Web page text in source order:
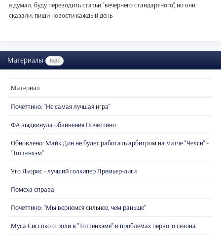
я думал, буду переводить статьи "вечернего стандартного", но они
сказали: пиши новости каждый день
Материалы 1683
Материал
Почеттино: "Не самая лучшая игра"
ФА выдвинула обвинения Почеттино
Обновлено: Майк Дин не будет работать арбитром на матче "Челси" -
"Тоттенхэм"
Уго Льорис - лучший голкипер Премьер-лиги
Помеха справа
Почеттино: "Мы вернемся сильнее, чем раньше"
Муса Сиссоко о роли в "Тоттенхэме" и проблемах первого сезона